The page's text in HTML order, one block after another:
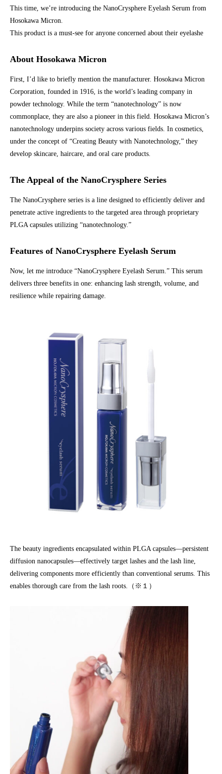
This time, we’re introducing the NanoCrysphere Eyelash Serum from
Hosokawa Micron.
This product is a must-see for anyone concerned about their eyelashe
About Hosokawa Micron
First, I’d like to briefly mention the manufacturer. Hosokawa Micron
Corporation, founded in 1916, is the world’s leading company in
powder technology. While the term “nanotechnology” is now
commonplace, they are also a pioneer in this field. Hosokawa Micron’s
nanotechnology underpins society across various fields. In cosmetics,
under the concept of “Creating Beauty with Nanotechnology,” they
develop skincare, haircare, and oral care products.
The Appeal of the NanoCrysphere Series
The NanoCrysphere series is a line designed to efficiently deliver and
penetrate active ingredients to the targeted area through proprietary
PLGA capsules utilizing “nanotechnology.”
Features of NanoCrysphere Eyelash Serum
Now, let me introduce “NanoCrysphere Eyelash Serum.” This serum
delivers three benefits in one: enhancing lash strength, volume, and
resilience while repairing damage.
The beauty ingredients encapsulated within PLGA capsules—persistent
diffusion nanocapsules—effectively target lashes and the lash line,
delivering components more efficiently than conventional serums. This
enables thorough care from the lash roots.（※１）